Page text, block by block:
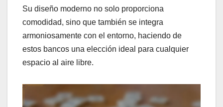
Su diseño moderno no solo proporciona
comodidad, sino que también se integra
armoniosamente con el entorno, haciendo de
estos bancos una elección ideal para cualquier
espacio al aire libre.